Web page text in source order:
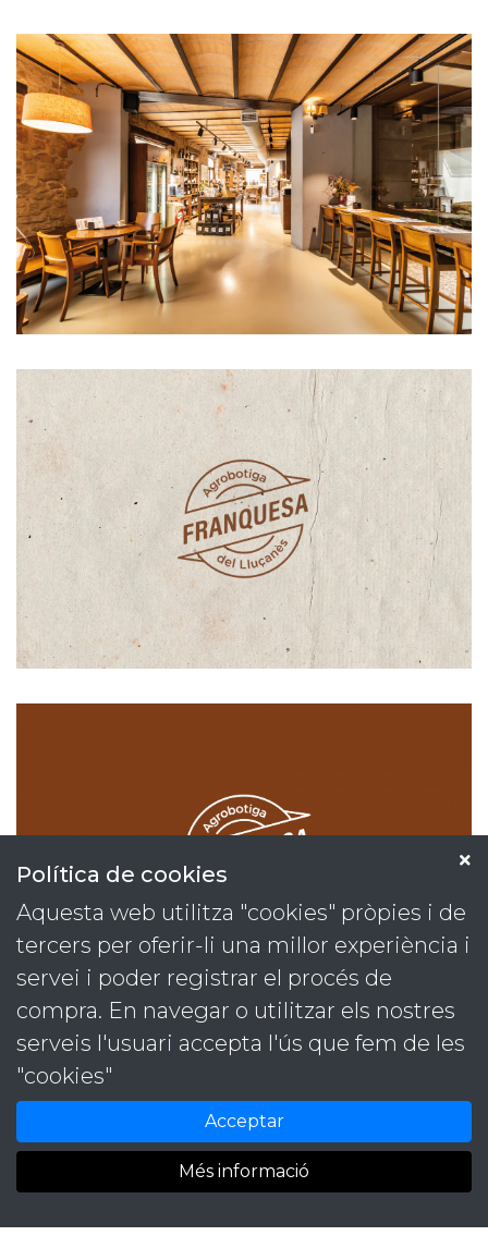
Política de cookies
Aquesta web utilitza "cookies" pròpies i de
tercers per oferir-li una millor experiència i
servei i poder registrar el procés de
compra. En navegar o utilitzar els nostres
serveis l'usuari accepta l'ús que fem de les
"cookies"
Acceptar
Més informació
Projectes
Serveis
Contacta
versus@versuscomunicacio.com
© Versus Comunicació Integral - Política de cookies